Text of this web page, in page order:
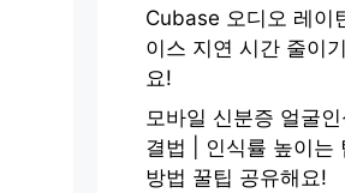
Cubase 오디오 레이
이스 지연 시간 줄이
요!
모바일 신분증 얼굴
결법 | 인식률 높이는
방법 꿀팁 공유해요!